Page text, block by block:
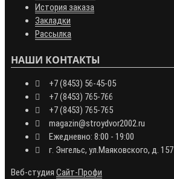
История заказа
Закладки
Рассылка
НАШИ КОНТАКТЫ
+7 (8453) 56-45-05
+7 (8453) 765-766
+7 (8453) 765-765
magazin@stroydvor2002.ru
Ежедневно: 8:00 - 19:00
г. Энгельс, ул.Маяковского, д. 157
Веб-студия Сайт-Профи